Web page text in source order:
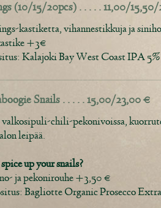
(10/15/20pcs) . . . . . 11,00/
kastiketta, vihannestikkuja ja
+3€
Kalajoki Bay West Coast IPA 5%
Snails . . . . . 15,00/23,00 €
chili-pekonivoissa,
leipää.
up your snails?
ja pekonirouhe +3,50 €
Bagliotte Organic Prosecco